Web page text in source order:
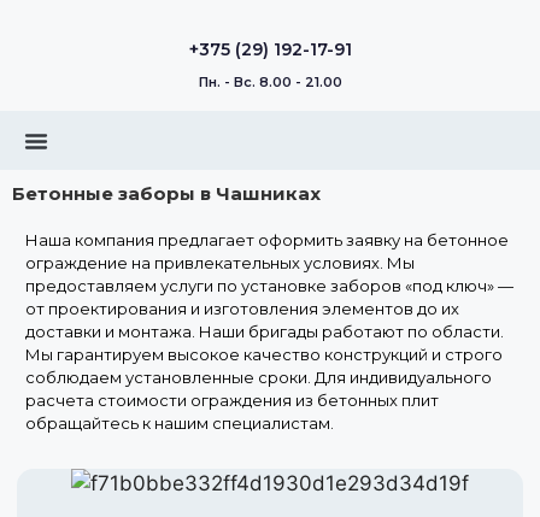
+375 (29) 192-17-91
Пн. - Вс. 8.00 - 21.00
Бетонные заборы в Чашниках
Наша компания предлагает оформить заявку на бетонное
ограждение на привлекательных условиях. Мы
предоставляем услуги по установке заборов «под ключ» —
от проектирования и изготовления элементов до их
доставки и монтажа. Наши бригады работают по области.
Мы гарантируем высокое качество конструкций и строго
соблюдаем установленные сроки. Для индивидуального
расчета стоимости ограждения из бетонных плит
обращайтесь к нашим специалистам.